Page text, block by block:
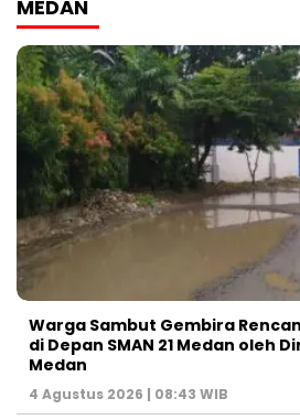
MEDAN
Warga Sambut Gembira
di Depan SMAN 21 Medan oleh
Medan
4 Agustus 2026 | 08:43 WIB